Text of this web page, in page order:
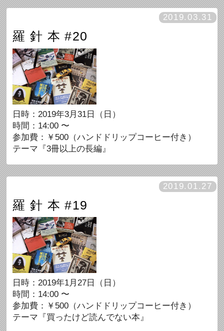
2019.03.31
羅 針 本 #20
日時：2019年3月31日（日）
時間：14:00 〜
参加費：￥500（ハンドドリップコーヒー付き）
テーマ『3冊以上の長編』
2019.01.27
羅 針 本 #19
日時：2019年1月27日（日）
時間：14:00 〜
参加費：￥500（ハンドドリップコーヒー付き）
テーマ『買ったけど読んでない本』